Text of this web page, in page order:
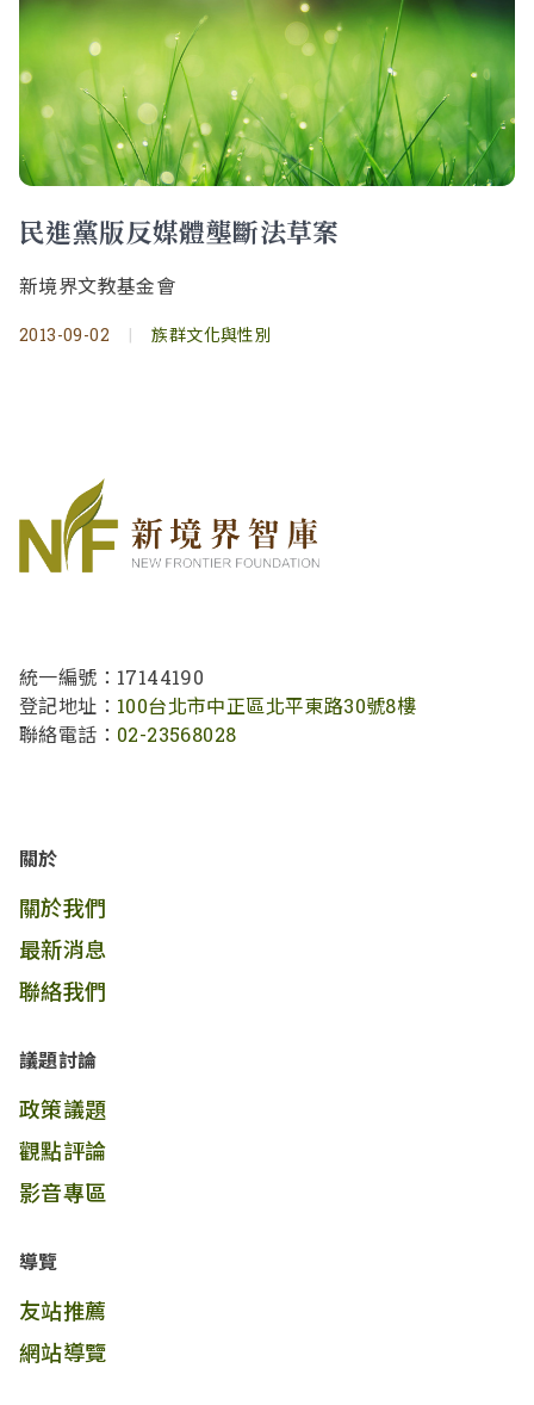
民進黨版反媒體壟斷法草案
新境界文教基金會
2013-09-02 | 族群文化與性別
統一編號：17144190
登記地址： 100台北市中正區北平東路30號8樓
聯絡電話： 02-23568028
關於
關於我們
最新消息
聯絡我們
議題討論
政策議題
觀點評論
影音專區
導覽
友站推薦
網站導覽